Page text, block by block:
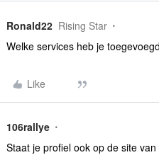
Ronald22 Rising Star
Welke services heb je
Like
106rallye
Staat je profiel ook op de site